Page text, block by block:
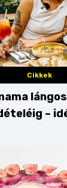
Cikkek
–